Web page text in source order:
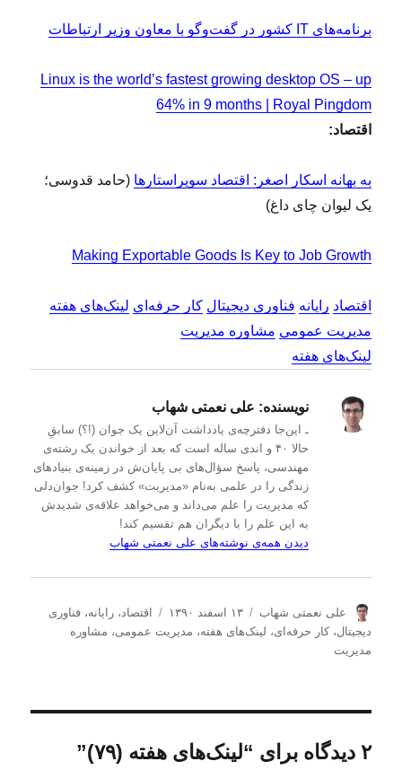
برنامه‌های IT کشور در گفت‌وگو با معاون وزیر ارتباطات
Linux is the world’s fastest growing desktop OS – up
64% in 9 months | Royal Pingdom
اقتصاد:
به بهانه اسکار اصغر: اقتصاد سوپراستارها (حامد قدوسی؛
یک لیوان چای داغ)
Making Exportable Goods Is Key to Job Growth
اقتصاد رایانه فناوری دیجیتال کار حرفه‌ای لینک‌های هفته
مدیریت عمومی مشاوره مدیریت
لینک‌های هفته
نویسنده: علی نعمتی شهاب
ـ این‌جا دفترچه‌ی یادداشت‌ آن‌لاین یک جوان (!؟) سابقِ
حالا ۴۰ و اندی ساله است که بعد از خواندن یک رشته‌ی
مهندسی، پاسخ سؤال‌های بی پایان‌ش در زمینه‌ی بنیادهای
زندگی را در علمی به‌نام «مدیریت» کشف کرد! جوان‌دلی
که مدیریت را علم می‌داند و می‌خواهد علاقه‌ی شدیدش
به این علم را با دیگران هم تقسیم کند!
دیدن همه‌ی نوشته‌های علی نعمتی شهاب
ن
و
ی
علی نعمتی شهاب
ا
ر
ه
د
۱۳ اسفند ۱۳۹۰
د
س
اقتصاد ،رایانه،فناوری
دیجیتال،کار حرفه‌ای، لینک‌های هفته، مدیریت عمومی، مشاوره
مدیریت
۲ دیدگاه برای “لینک‌های هفته (۷۹)”